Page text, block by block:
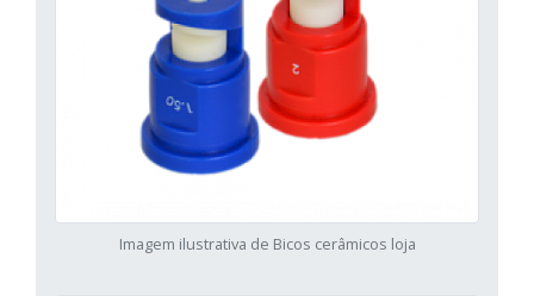
Imagem ilustrativa de Bicos cerâmicos loja